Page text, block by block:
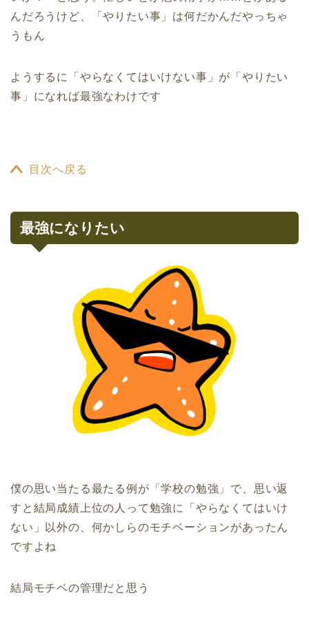
んだろうけど、「やりたい事」は何だかんだやっちゃ
うもん
ようするに「やらなくてはいけない事」が「やりたい
事」になれば最強なわけです
目次へ戻る
最強になりたい
僕の思い当たる最たる例が「学校の勉強」で、思い返
すと結局成績上位の人って勉強に「やらなくてはいけ
ない」以外の、何かしらのモチベーションがあったん
ですよね
結局モチベの管理だと思う